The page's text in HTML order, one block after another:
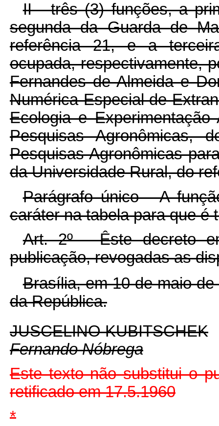
II - três (3) funções, a
segunda da Guarda de
referência 21, e a
ocupada, respectivamente,
Fernandes de Almeida e
Numérica Especial de
Ecologia e
Pesquisas Agronômicas,
Pesquisas Agronômicas
da Universidade Rural, do
Parágrafo único - A
caráter na tabela para que é
Art. 2º - Êste decreto
publicação, revogadas as
Brasília, em 10 de maio de
da República.
JUSCELINO KUBITSCHEK
Fernando Nóbrega
Este texto não substitui o
retificado em 17.5.1960
*